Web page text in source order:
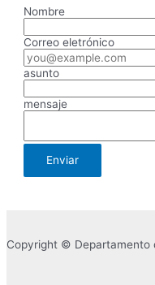
Nombre
Correo eletrónico
asunto
mensaje
Copyright © Departamento